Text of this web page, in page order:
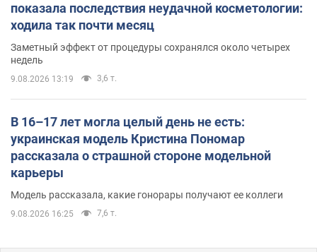
показала последствия неудачной косметологии:
ходила так почти месяц
Заметный эффект от процедуры сохранялся около четырех
недель
9.08.2026 13:19 3,6 т.
В 16–17 лет могла целый день не есть:
украинская модель Кристина Пономар
рассказала о страшной стороне модельной
карьеры
Модель рассказала, какие гонорары получают ее коллеги
9.08.2026 16:25 7,6 т.